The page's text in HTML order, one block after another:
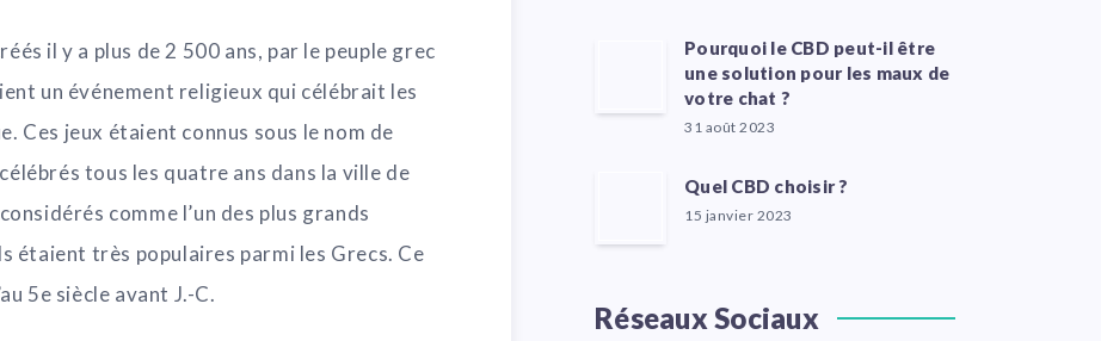
il y a plus de 2 500 ans, par le peuple grec
un événement religieux qui célébrait les
Ces jeux étaient connus sous le nom de
tous les quatre ans dans la ville de
comme l’un des plus grands
étaient très populaires parmi les Grecs. Ce
5e siècle avant J.-C.
Pourquoi le CBD peut-il être
une solution pour les maux de
votre chat ?
31 août 2023
Quel CBD choisir ?
15 janvier 2023
Réseaux Sociaux